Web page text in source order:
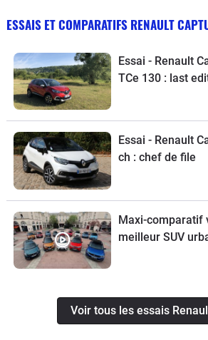
ESSAIS ET COMPARATIFS RENAULT
Essai - Renault
TCe 130 : last
Essai - Renault
ch : chef de file
Maxi-comparatif
meilleur SUV
Voir tous les essais